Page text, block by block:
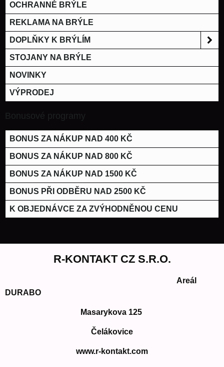
OCHRANNÉ BRÝLE
REKLAMA NA BRÝLE
DOPLŇKY K BRÝLÍM
STOJANY NA BRÝLE
NOVINKY
VÝPRODEJ
Bonusové programy
BONUS ZA NÁKUP NAD 400 KČ
BONUS ZA NÁKUP NAD 800 KČ
BONUS ZA NÁKUP NAD 1500 KČ
BONUS PŘI ODBĚRU NAD 2500 KČ
K OBJEDNÁVCE ZA ZVÝHODNĚNOU CENU
R-KONTAKT CZ S.R.O.
Areál
DURABO
Masarykova 125
Čelákovice
www.r-kontakt.com